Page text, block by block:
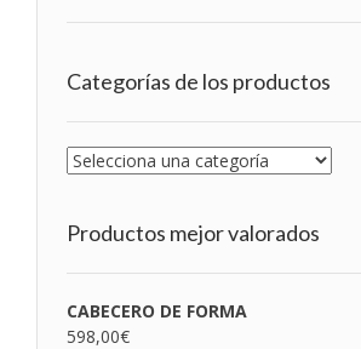
Categorías de los productos
Productos mejor valorados
CABECERO DE FORMA
598,00€